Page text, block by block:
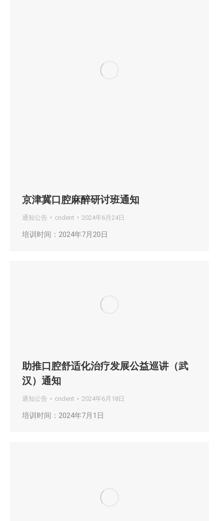
京津冀口腔麻醉研讨班通知
通知公告 cndent 2024年6月24日
培训时间：2024年7月20日
助推口腔舒适化治疗发展公益巡讲（武
汉）通知
通知公告 cndent 2024年6月18日
培训时间：2024年7月1日